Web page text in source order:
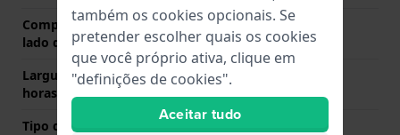
Comprimento de banda no
lado das 12 horas
80 mm
Largura de banda lado 6
horas (mm)
120 mm
Tipo de montagem
também os cookies opcionais. Se
pretender escolher quais os cookies
que você próprio ativa, clique em
"definições de cookies".
Aceitar tudo